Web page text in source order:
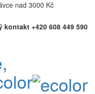
nad 3000 Kč
kontakt +420 608 449 590